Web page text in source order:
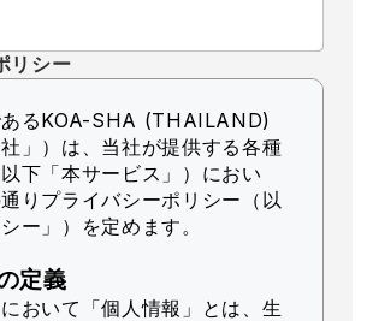
リシー
あるKOA-SHA (THAILAND)
」） は、当社が提供する各種
下「本サービス」）におい
りプライバシーポリシー（以
ー」）を定めます。
定義
おいて「個人情報」とは、生